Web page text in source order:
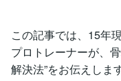
この記事では、15年
プロトレーナーが、
解決法”をお伝えします